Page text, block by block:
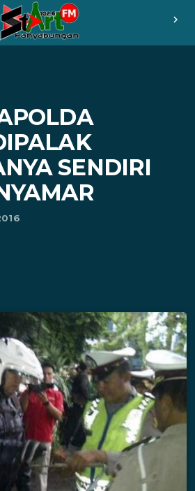
chevron_right
SENDIRI